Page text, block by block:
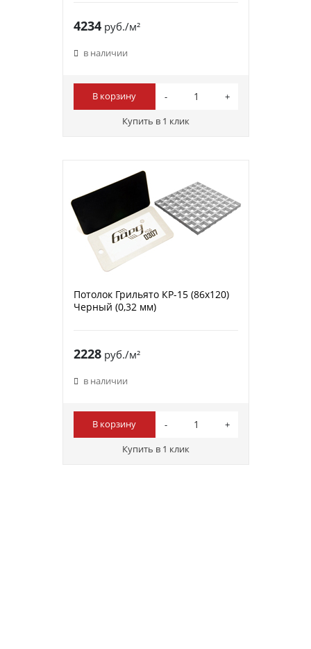
4234руб./м²
в наличии
В корзину
Купить в 1 клик
Потолок Грильято КР-15 (86х120)
Черный (0,32 мм)
2228руб./м²
в наличии
В корзину
Купить в 1 клик